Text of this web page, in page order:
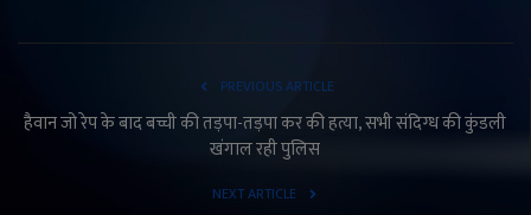
PREVIOUS ARTICLE
हैवान जो रेप के बाद बच्ची की तड़पा-तड़पा कर की हत्या, सभी संदिग्ध की कुंडली
खंगाल रही पुलिस
NEXT ARTICLE